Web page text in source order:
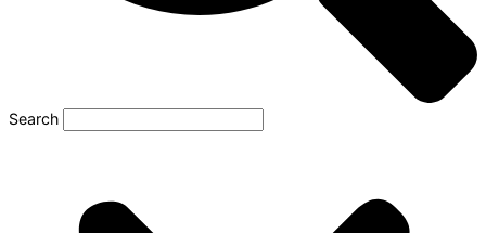
Search